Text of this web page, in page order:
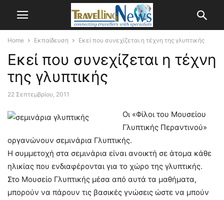
Home Εκπαίδευση Eκεί που συνεχίζεται η τέχνη της γλυπτικής
Eκεί που συνεχίζεται η τέχνη
της γλυπτικής
22 Σεπτεμβρίου, 2011
Οι «Φίλοι του Μουσείου
Γλυπτικής Περαντινού»
οργανώνουν σεμινάρια Γλυπτικής.
Η συμμετοχή στα σεμινάρια είναι ανοικτή σε άτομα κάθε
ηλικίας που ενδιαφέρονται για το χώρο της γλυπτικής.
Στο Μουσείο Γλυπτικής μέσα από αυτά τα μαθήματα,
μπορούν να πάρουν τις βασικές γνώσεις ώστε να μπούν